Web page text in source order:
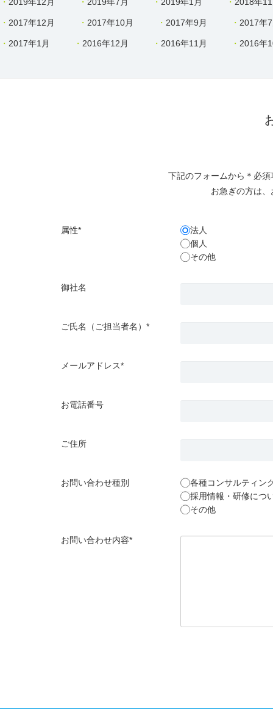
2017年12月 2017年10月 2017年9月 2017年
2017年1月 2016年12月 2016年11月 2016年
下記のフォームから＊必
お急ぎの方は
属性*
法人
個人
その他
御社名
ご氏名（ご担当者名）*
メールアドレス*
お電話番号
ご住所
お問い合わせ種別
各種コンサルティン
採用情報・研修につ
その他
お問い合わせ内容*